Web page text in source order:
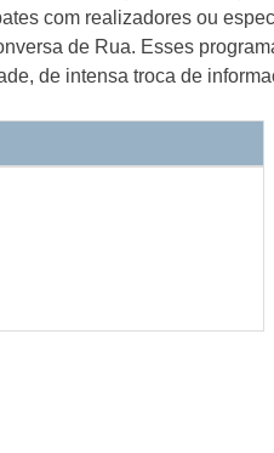
com realizadores ou
de Rua. Esses
de intensa troca de